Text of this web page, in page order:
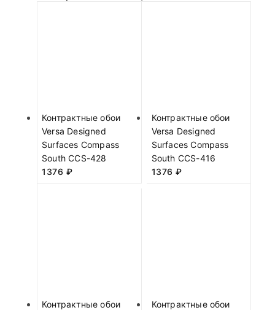
Контрактные обои
Versa Designed
Surfaces Compass
South CCS-428
1376 ₽
Контрактные обои
Versa Designed
Surfaces Compass
South CCS-416
1376 ₽
Контрактные обои
Контрактные обои